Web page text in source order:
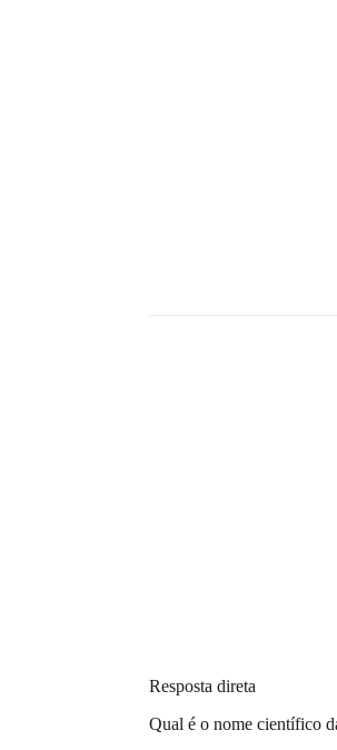
Resposta direta
Qual é o nome científico